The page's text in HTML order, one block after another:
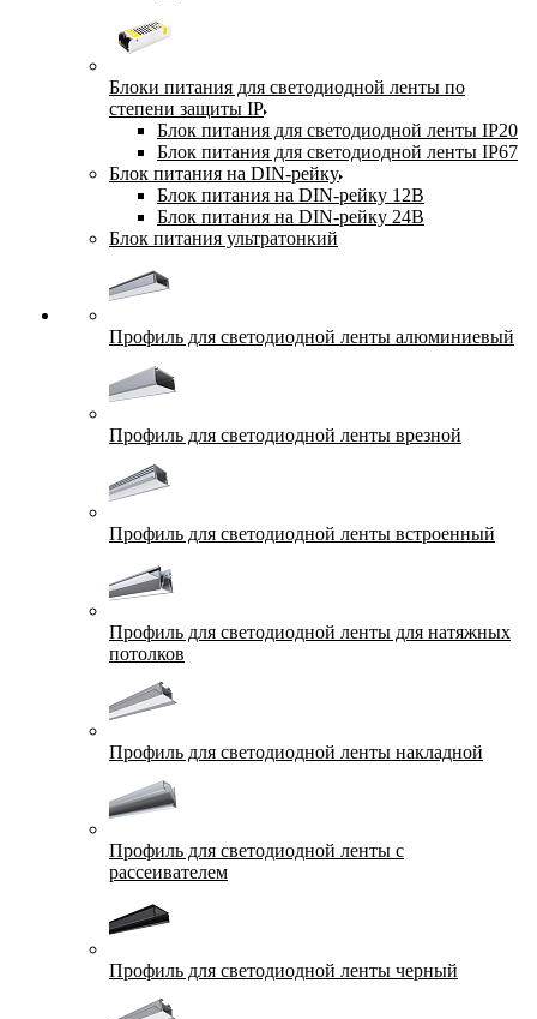
Блоки питания для светодиодной ленты по
степени защиты IP
Блок питания для светодиодной ленты IP20
Блок питания для светодиодной ленты IP67
Блок питания на DIN-рейку
Блок питания на DIN-рейку 12В
Блок питания на DIN-рейку 24В
Блок питания ультратонкий
Профиль для светодиодной ленты алюминиевый
Профиль для светодиодной ленты врезной
Профиль для светодиодной ленты встроенный
Профиль для светодиодной ленты для натяжных
потолков
Профиль для светодиодной ленты накладной
Профиль для светодиодной ленты с
рассеивателем
Профиль для светодиодной ленты черный